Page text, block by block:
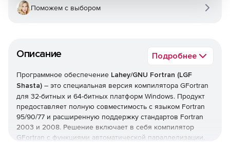
Описание Подробнее
Программное обеспечение Lahey/GNU Fortran (LGF
Shasta) – это специальная версия компилятора GFortran
для 32-битных и 64-битных платформ Windows. Продукт
предоставляет полную совместимость с языком Fortran
95/90/77 и расширенную поддержку стандартов Fortran
2003 и 2008. Решение включает в себя компилятор
GFortran с функциями автоматической параллелизации,
Поможем с выбором